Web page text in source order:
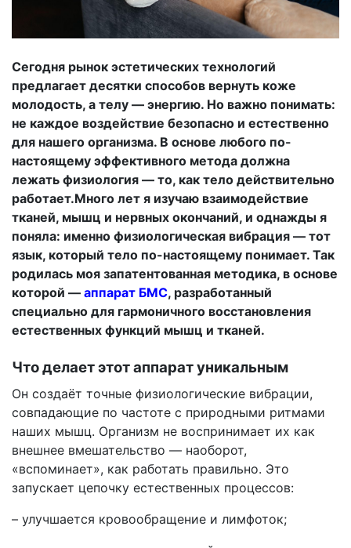
Сегодня рынок эстетических технологий
предлагает десятки способов вернуть коже
молодость, а телу — энергию. Но важно понимать:
не каждое воздействие безопасно и естественно
для нашего организма. В основе любого по-
настоящему эффективного метода должна
лежать физиология — то, как тело действительно
работает.Много лет я изучаю взаимодействие
тканей, мышц и нервных окончаний, и однажды я
поняла: именно физиологическая вибрация — тот
язык, который тело по-настоящему понимает. Так
родилась моя запатентованная методика, в основе
которой — аппарат БМС, разработанный
специально для гармоничного восстановления
естественных функций мышц и тканей.
Что делает этот аппарат уникальным
Он создаёт точные физиологические вибрации,
совпадающие по частоте с природными ритмами
наших мышц. Организм не воспринимает их как
внешнее вмешательство — наоборот,
«вспоминает», как работать правильно. Это
запускает цепочку естественных процессов:
– улучшается кровообращение и лимфоток;